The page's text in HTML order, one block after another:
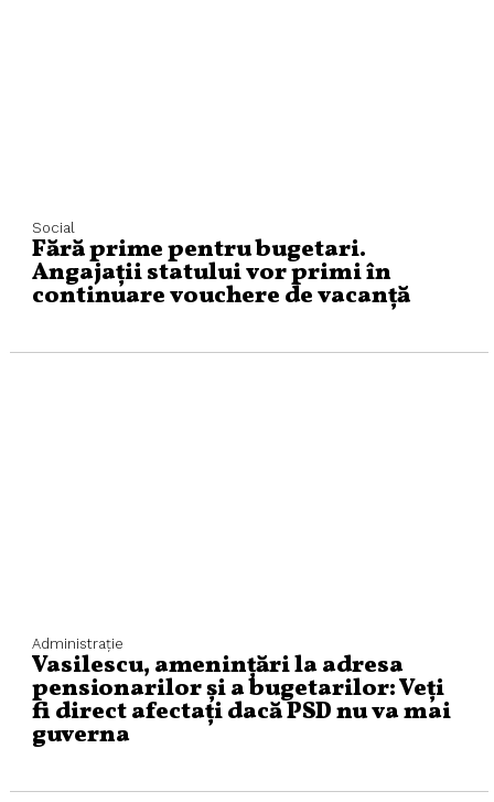
Social
Fără prime pentru bugetari.
Angajații statului vor primi în
continuare vouchere de vacanță
Administraţie
Vasilescu, amenințări la adresa
pensionarilor și a bugetarilor: Veți
fi direct afectați dacă PSD nu va mai
guverna